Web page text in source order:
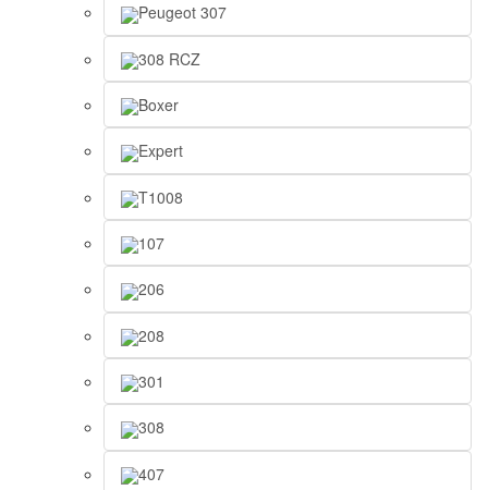
Peugeot 307
308 RCZ
Boxer
Expert
T1008
107
206
208
301
308
407